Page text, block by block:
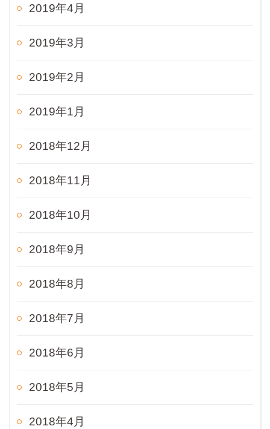
2019年4月
2019年3月
2019年2月
2019年1月
2018年12月
2018年11月
2018年10月
2018年9月
2018年8月
2018年7月
2018年6月
2018年5月
2018年4月